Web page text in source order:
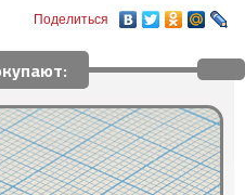
Поделиться